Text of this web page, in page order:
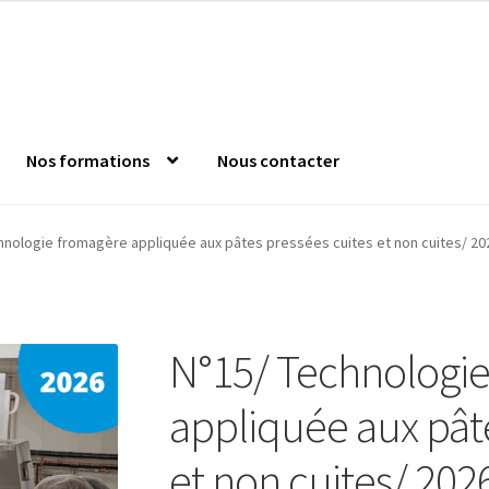
Nos formations Nous contacter
Confirm Subscription Distanciel Formations mixtes Jeu
catalogue
fromagère appliquée aux pâtes pressées cuites et non cuites/
N°15/
appliquée aux